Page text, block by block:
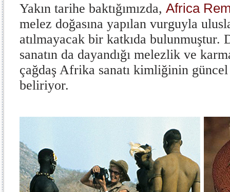
Yakın tarihe baktığımızda, Africa
melez doğasına yapılan vurguyla
atılmayacak bir katkıda bulunmuştur.
sanatın da dayandığı melezlik ve
çağdaş Afrika sanatı kimliğinin
beliriyor.